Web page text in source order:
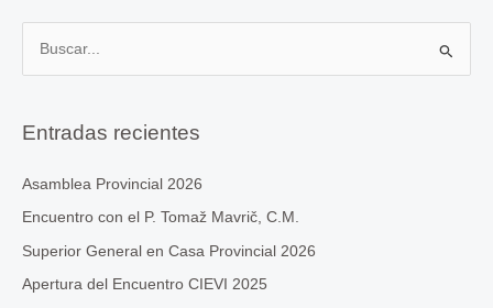
c
r
p
o
Entradas recientes
Asamblea Provincial 2026
Encuentro con el P. Tomaž Mavrič, C.M.
Superior General en Casa Provincial 2026
Apertura del Encuentro CIEVI 2025